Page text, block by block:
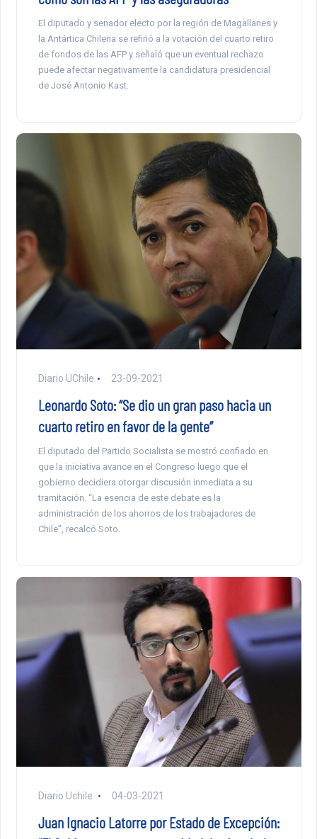
El diputado y senador electo por la región de Magallanes y
la Antártica Chilena se refirió a la votación del cuarto retiro
de fondos de las AFP y señaló que un eventual rechazo
puede afectar negativamente la candidatura presidencial
de José Antonio Kast.
Diario UChile 23-09-2021
Leonardo Soto: “Se dio un gran paso hacia un
cuarto retiro en favor de la gente”
El diputado del Partido Socialista se mostró confiado en
que la iniciativa avance en el Congreso luego que el
gobierno decidiera otorgar discusión inmediata a su
tramitación. “La esencia de este debate es la
administración de los ahorros de los trabajadores de
Chile”, recalcó Soto.
Diario Uchile 04-03-2021
Juan Ignacio Latorre por Estado de Excepción: